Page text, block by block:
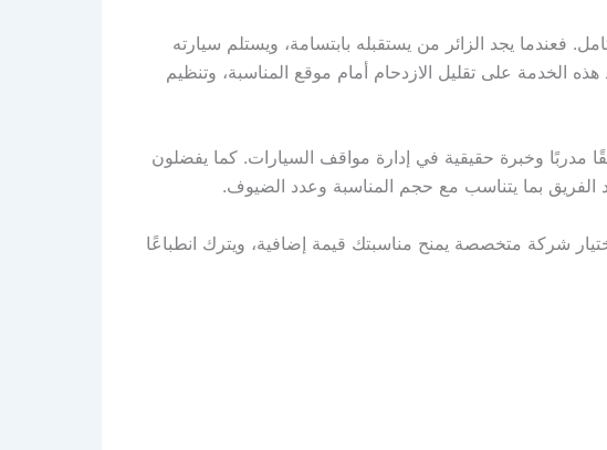
فعندما يجد الزائر من يستقبله بابتسامة، ويستلم سيارته
الخدمة على تقليل الازدحام أمام موقع المناسبة، وتنظيم
مدربًا وخبرة حقيقية في إدارة مواقف السيارات. كما يفضلون
الفريق بما يتناسب مع حجم المناسبة وعدد الضيوف.
شركة متخصصة يمنح مناسبتك قيمة إضافية، ويترك انطباعًا